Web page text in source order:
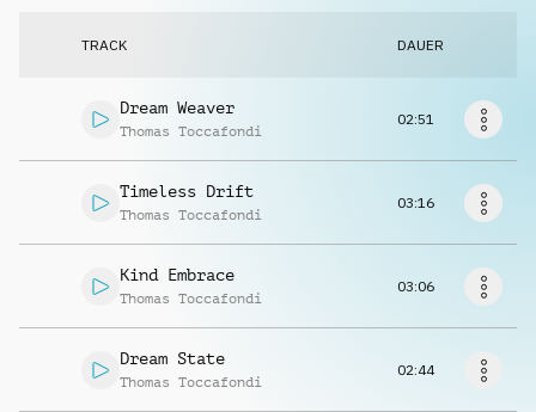
TRACK DAUER
Dream Weaver
Thomas Toccafondi
02:51
Timeless Drift
Thomas Toccafondi
03:16
Kind Embrace
Thomas Toccafondi
03:06
Dream State
Thomas Toccafondi
02:44